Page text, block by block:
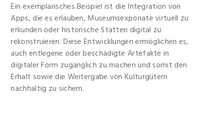
Ein exemplarisches Beispiel ist die Integration von
Apps, die es erlauben, Museumsexponate virtuell zu
erkunden oder historische Stätten digital zu
rekonstruieren. Diese Entwicklungen ermöglichen es,
auch entlegene oder beschädigte Artefakte in
digitaler Form zugänglich zu machen und somit den
Erhalt sowie die Weitergabe von Kulturgütern
nachhaltig zu sichern.